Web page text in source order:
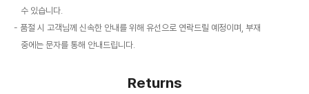
수 있습니다.
품절 시 고객님께 신속한 안내를 위해 유선으로 연락드릴 예정이며, 부재
중에는 문자를 통해 안내드립니다.
Returns